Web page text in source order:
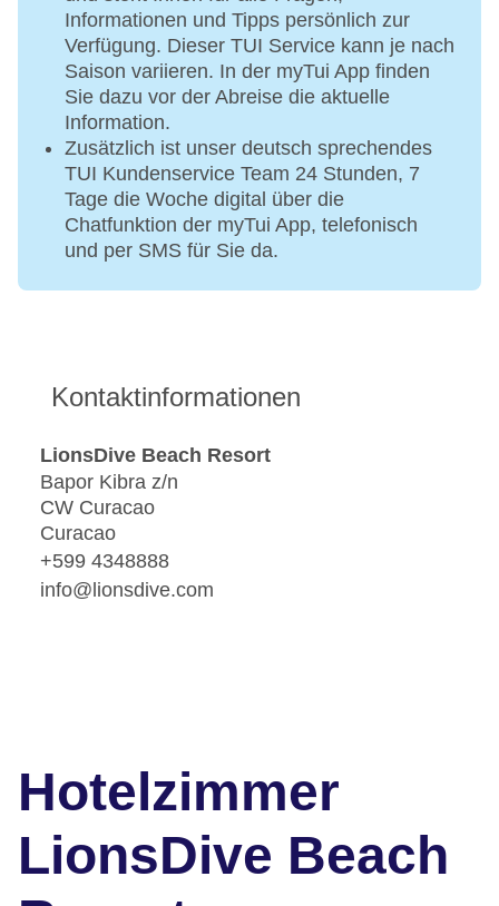
Informationen und Tipps persönlich zur
Verfügung. Dieser TUI Service kann je nach
Saison variieren. In der myTui App finden
Sie dazu vor der Abreise die aktuelle
Information.
Zusätzlich ist unser deutsch sprechendes
TUI Kundenservice Team 24 Stunden, 7
Tage die Woche digital über die
Chatfunktion der myTui App, telefonisch
und per SMS für Sie da.
Kontaktinformationen
LionsDive Beach Resort
Bapor Kibra z/n
CW Curacao
Curacao
+599 4348888
info@lionsdive.com
Hotelzimmer
LionsDive Beach